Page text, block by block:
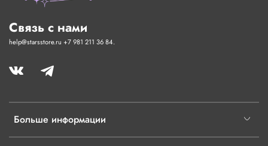
Больше информации
Связь с нами
help@starsstore.ru +7 981 211 36 84.